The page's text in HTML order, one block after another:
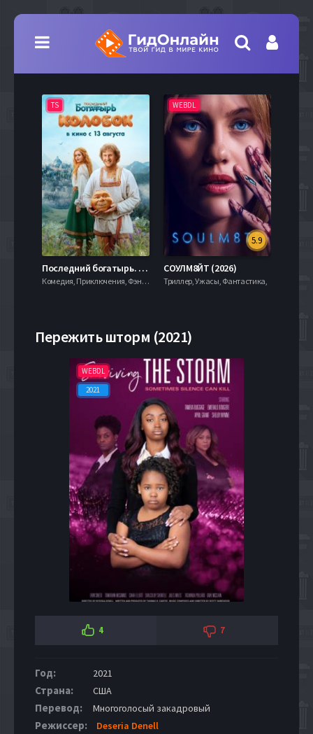
TS
Последний богатырь. Колобок (2026)
Комедия, Приключения, Фэнтези,
WEBDL
5.9
СОУЛМ8ЙТ (2026)
Триллер, Ужасы, Фантастика,
Пережить шторм (2021)
WEBDL
2021
4 7
Год: 2021
Страна: США
Перевод: Многоголосый закадровый
Режиссер: Deseria Denell